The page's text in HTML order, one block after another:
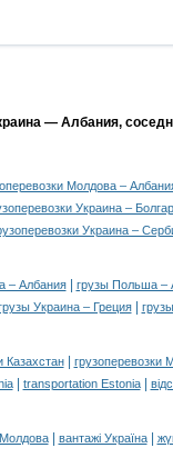
— Албания,
Молдова –
Украина –
Украина –
– Албания|
грузы Польша –
Украина – Греция|
Казахстан|
грузоперевозки
| transportation Estonia|
| вантажі Україна|